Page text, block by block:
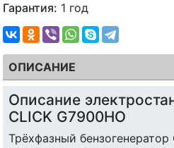
Гарантия: 1 год
ОПИСАНИЕ
Описание
CLICK G7900HO
Трёхфазный бензогенератор